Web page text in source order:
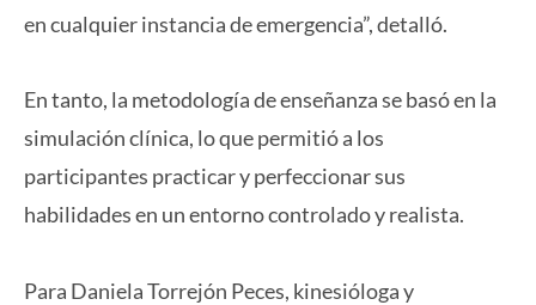
en cualquier instancia de emergencia”, detalló.
En tanto, la metodología de enseñanza se basó en la
simulación clínica, lo que permitió a los
participantes practicar y perfeccionar sus
habilidades en un entorno controlado y realista.
Para Daniela Torrejón Peces, kinesióloga y